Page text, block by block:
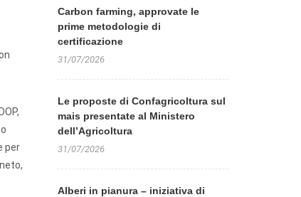
per
Carbon farming, approvate le
prime metodologie di
certificazione
31/07/2026
Le proposte di Confagricoltura sul
mais presentate al Ministero
dell’Agricoltura
31/07/2026
Alberi in pianura – iniziativa di